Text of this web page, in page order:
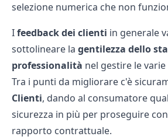
selezione numerica che non
Ifeedback dei clienti in generale
sottolineare la gentilezza dello
professionalità nel gestire le
Tra i punti da migliorare c'è
Clienti, dando al consumatore
sicurezza in più per proseguire
rapporto contrattuale.